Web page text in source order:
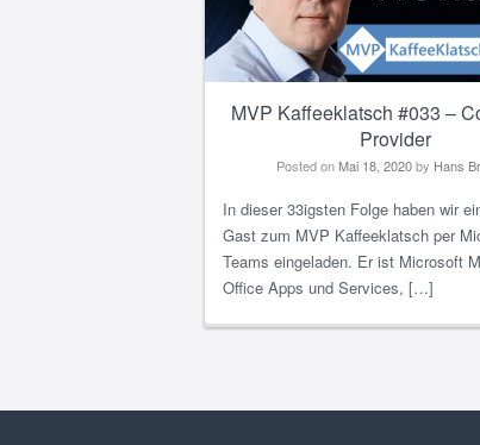
MVP Kaffeeklatsch #033 –
Provider
Posted onMai 18, 2020by Hans
In dieser 33igsten Folge haben wir
Gast zum MVP Kaffeeklatsch per
Teams eingeladen. Er ist Microsoft
Office Apps und Services, […]